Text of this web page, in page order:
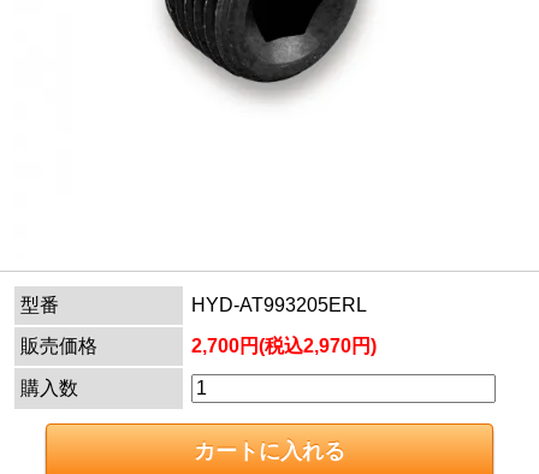
型番
HYD-AT993205ERL
販売価格
2,700円(税込2,970円)
購入数